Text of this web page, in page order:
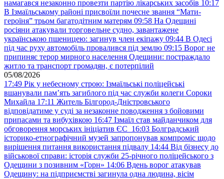
намагався незаконно провезти партію лікарських засобів 10:17
В Ізмаїльському районі присвоїли почесне звання “Мати-
героїня” трьом багатодітним матерям 09:58 На Одещині
росіяни атакували торговельне судно, завантажене
українською пшеницею: загинув член екіпажу 09:44 В Одесі
під час руху автомобіль провалився під землю 09:15 Ворог не
припиняє терор мирного населення Одещини: постраждало
житло та транспорт громадян, є потерпілий
05/08/2026
17:49 Рік у небесному строю: Ізмаїльські поліцейські
вшанували пам’ять загиблого під час служби колеги Сороки
Михайла 17:11 Житель Білгород-Дністровського
відповідатиме у суді за незаконне поводження з бойовими
припасами та вибухівкою 16:47 Ізмаїл став майданчиком для
обговорення морських ініціатив ЄС 16:03 Болградський
історико-етнографічний музей запропонував компроміс щодо
вирішення питання використання підвалу 14:44 Від бізнесу до
військової справи: історія служби 25-річного поліцейського з
Одещини з позивним «Горн» 14:06 Вдень ворог атакував
Одещину: на підприємстві загинула одна людина, вісім